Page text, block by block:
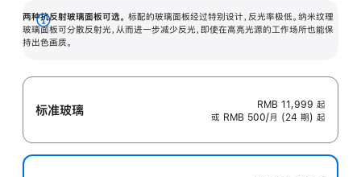
两种抗反射玻璃面板可选。 标配的玻璃面板经过特别设计，反光率极低。纳米纹理
玻璃面板可分散反射光，从而进一步减少反光，即使在高亮光源的工作场所也能保
持出色画质。
展
开
标准玻璃 RMB 11,999 起
或 RMB 500/月 (24 期) 起